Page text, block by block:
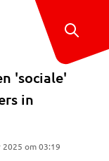
'sociale'
in
om 03:19